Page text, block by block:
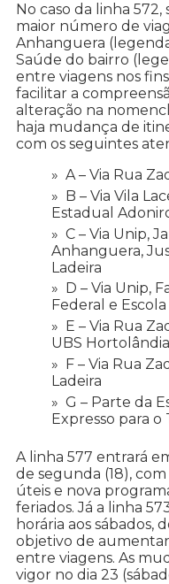
No caso da linha
maior número de
Anhanguera
Saúde do bairro
entre viagens nos
facilitar a
alteração na
haja mudança de
com os seguintes
A – Via Rua
B – Via Vila
Estadual
C – Via Unip,
Anhanguera,
Ladeira
D – Via Unip,
Federal e
E – Via Rua
UBS
F – Via Rua
Ladeira
G – Parte da
Expresso para
A linha 577 entrará
de segunda (18),
úteis e nova
feriados. Já a linha
horária aos sábados,
objetivo de
entre viagens. As
vigor no dia 23